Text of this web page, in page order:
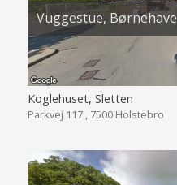
Vuggestue, Børnehave
Koglehuset, Sletten
Parkvej 117 , 7500 Holstebro